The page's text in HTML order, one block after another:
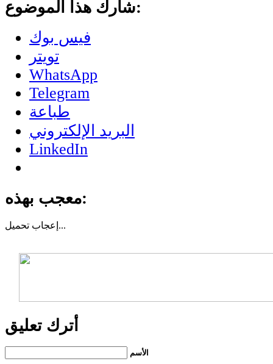
شارك هذا الموضوع:
فيس بوك
تويتر
WhatsApp
Telegram
طباعة
البريد الإلكتروني
LinkedIn
معجب بهذه:
إعجاب تحميل...
أترك تعليق
الأسم